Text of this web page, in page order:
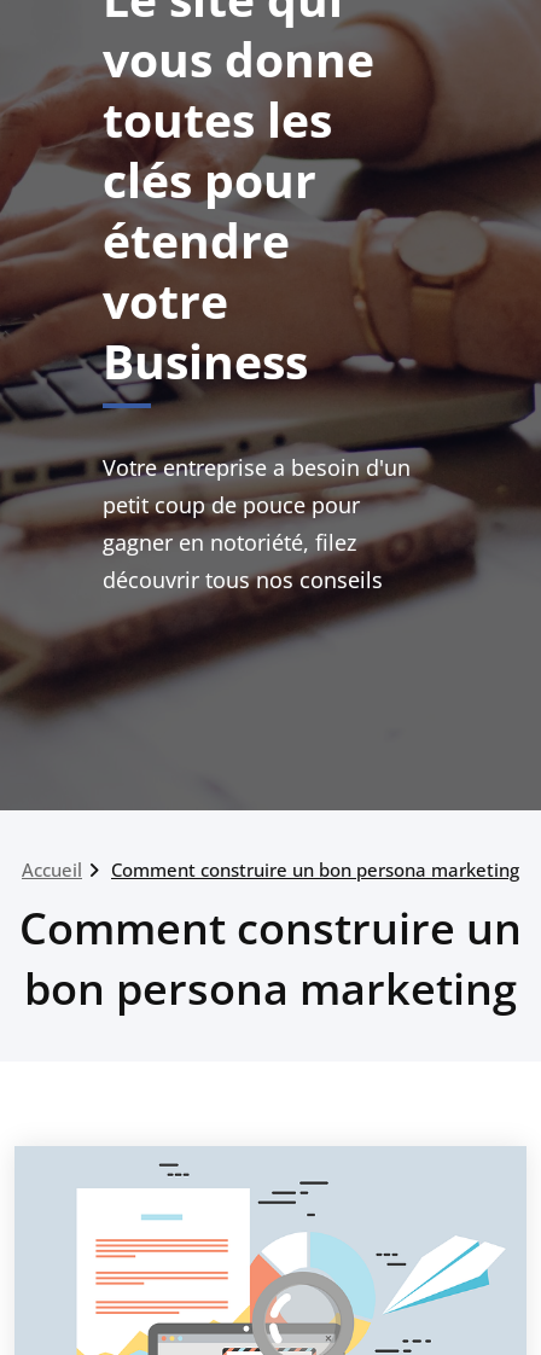
vous donne
toutes les
clés pour
étendre
votre
Business
Votre entreprise a besoin d'un
petit coup de pouce pour
gagner en notoriété, filez
découvrir tous nos conseils
Accueil Comment construire un bon persona marketing
Comment construire un
bon persona marketing